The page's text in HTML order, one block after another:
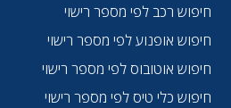
חיפוש רכב לפי מספר רישוי
חיפוש אופנוע לפי מספר רישוי
חיפוש אוטובוס לפי מספר רישוי
חיפוש כלי טיס לפי מספר רישוי